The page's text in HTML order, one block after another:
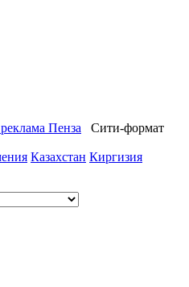
Пенза
Сити-формат
Казахстан Киргизия